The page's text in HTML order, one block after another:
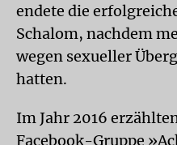
endete die
Schalom, nachdem
wegen sexueller
hatten.
Im Jahr 2016
Facebook-Gruppe